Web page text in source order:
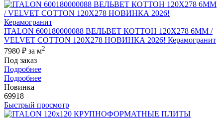
ITALON 600180000088 ВЕЛЬВЕТ КОТТОН 120X278 6ММ /
VELVET COTTON 120X278 НОВИНКА 2026! Керамогранит
7980 ₽ за м2
Под заказ
Подробнее
Подробнее
Новинка
69918
Быстрый просмотр